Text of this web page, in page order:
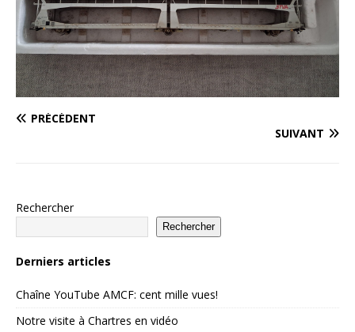
PRÉCÉDENT
SUIVANT
Rechercher
Rechercher
Derniers articles
Chaîne YouTube AMCF: cent mille vues!
Notre visite à Chartres en vidéo